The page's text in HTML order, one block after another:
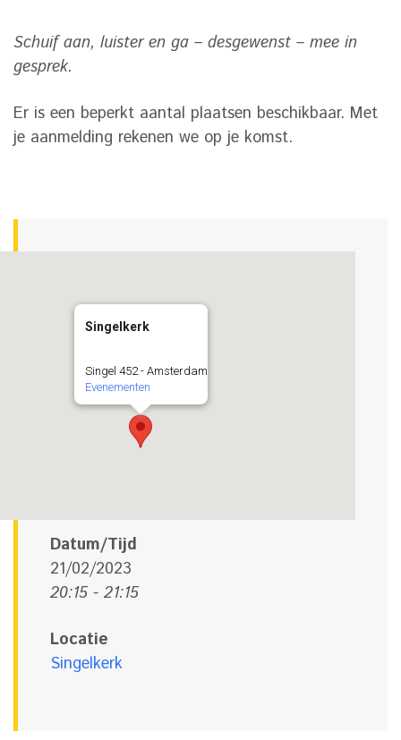
Schuif aan, luister en ga – desgewenst – mee in
gesprek.
Er is een beperkt aantal plaatsen beschikbaar. Met
je aanmelding rekenen we op je komst.
Singelkerk
Singel 452 - Amsterdam
Evenementen
Datum/Tijd
21/02/2023
20:15 - 21:15
Locatie
Singelkerk